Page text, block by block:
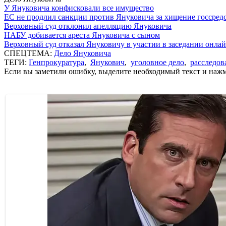
У Януковича конфисковали все имущество
ЕС не продлил санкции против Януковича за хищение
Верховный суд отклонил апелляцию Януковича
НАБУ добивается ареста Януковича с сыном
Верховный суд отказал Януковичу в участии в заседании
СПЕЦТЕМА: Дело Януковича
ТЕГИ: Генпрокуратура, Янукович, уголовное дело,
Если вы заметили ошибку, выделите необходимый текст и